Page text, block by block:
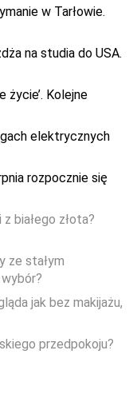
w Tarłowie.
na studia do USA.
życie’. Kolejne
elektrycznych
rozpocznie się
białego złota?
ze stałym
jak bez makijażu,
przedpokoju?